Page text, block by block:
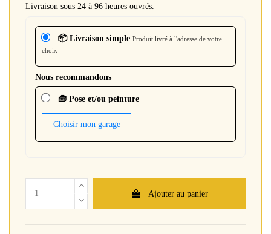
Livraison sous 24 à 96 heures ouvrés.
📦 Livraison simple Produit livré à l'adresse de votre
choix
Nous recommandons
🧰 Pose et/ou peinture
Choisir mon garage
Ajouter au panier